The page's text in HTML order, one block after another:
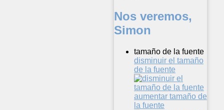
Nos veremos,
Simon
tamaño de la fuente
disminuir el tamaño
de la fuente
aumentar tamaño de
la fuente